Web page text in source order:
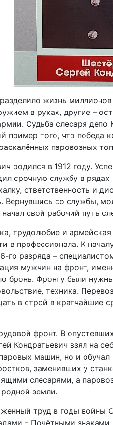
жизнь
в руках, другие –
Судьба слесаря депо
пример того, что победа
паровозных
родился в 1912 году.
срочную службу в
ответственность и
Вернувшись со службы,
свой рабочий путь
трудолюбие и
в профессионала. К
го разряда –
мужчин на фронт,
бронь. Фронту были
техника.
в строй в кратчайшие
фронт. В
Кондратьевич взял на
машин, но и
заменивших у
слесарями, а
земли.
труд в годы войны
– Почётными